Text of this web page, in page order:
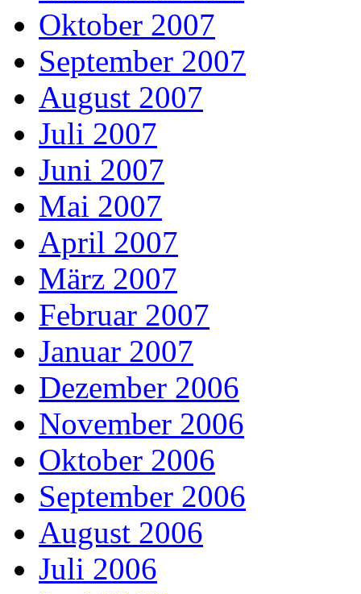
Oktober 2007
September 2007
August 2007
Juli 2007
Juni 2007
Mai 2007
April 2007
März 2007
Februar 2007
Januar 2007
Dezember 2006
November 2006
Oktober 2006
September 2006
August 2006
Juli 2006